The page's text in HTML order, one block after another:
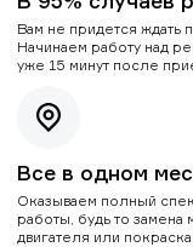
Вам не придется ждать
Начинаем работу над
уже 15 минут после
Все в одном
Оказываем полный
работы, будь то
двигателя или